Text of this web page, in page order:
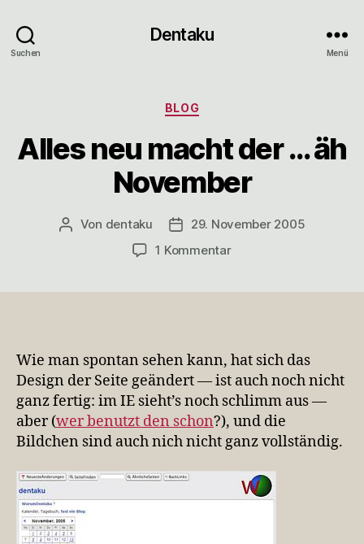
Suchen
Dentaku
Menü
Kategorien
BLOG
Alles neu macht der … äh
November
Beitragsautor
Von dentaku Veröffentlichungsdatum
29. November 2005
1 Kommentarzu
äh
November
Wie man spontan sehen kann, hat sich das
Design der Seite geändert — ist auch noch nicht
ganz fertig: im IE sieht’s noch schlimm aus —
aber (wer benutzt den schon?), und die
Bildchen sind auch nich nicht ganz vollständig.